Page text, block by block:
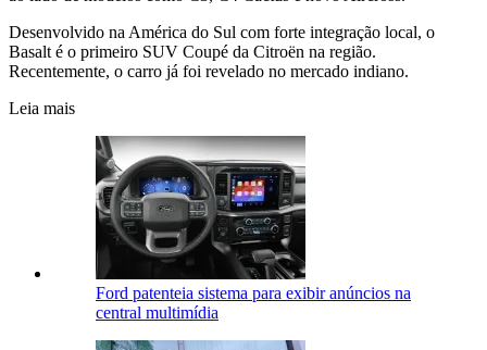
Desenvolvido na América do Sul com forte integração local, o
Basalt é o primeiro SUV Coupé da Citroën na região.
Recentemente, o carro já foi revelado no mercado indiano.
Leia mais
Ford patenteia sistema para exibir anúncios na
central multimídia